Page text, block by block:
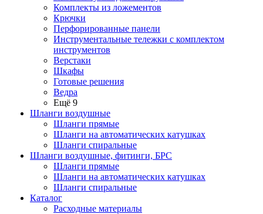
Комплекты из ложементов
Крючки
Перфорированные панели
Инструментальные тележки с комплектом
инструментов
Верстаки
Шкафы
Готовые решения
Ведра
Ещё 9
Шланги воздушные
Шланги прямые
Шланги на автоматических катушках
Шланги спиральные
Шланги воздушные, фитинги, БРС
Шланги прямые
Шланги на автоматических катушках
Шланги спиральные
Каталог
Расходные материалы